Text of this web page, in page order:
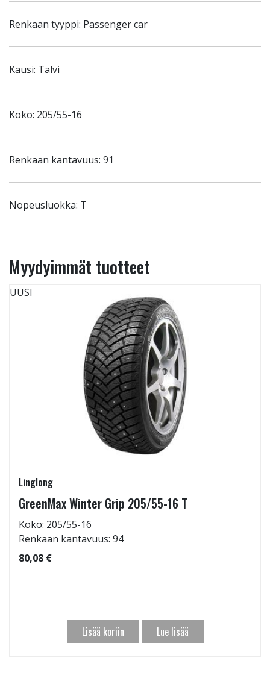
Renkaan tyyppi: Passenger car
Kausi: Talvi
Koko: 205/55-16
Renkaan kantavuus: 91
Nopeusluokka: T
Myydyimmät tuotteet
UUSI
Linglong
GreenMax Winter Grip 205/55-16 T
Koko: 205/55-16
Renkaan kantavuus: 94
80,08 €
Lisää koriin Lue lisää